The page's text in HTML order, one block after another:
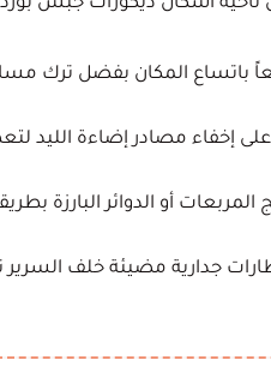
ناحية أشكال ديكورات جبس
باتساع المكان بفضل ترك
إخفاء مصادر إضاءة الليد
المربعات أو الدوائر البارزة
جدارية مضيئة خلف السرير